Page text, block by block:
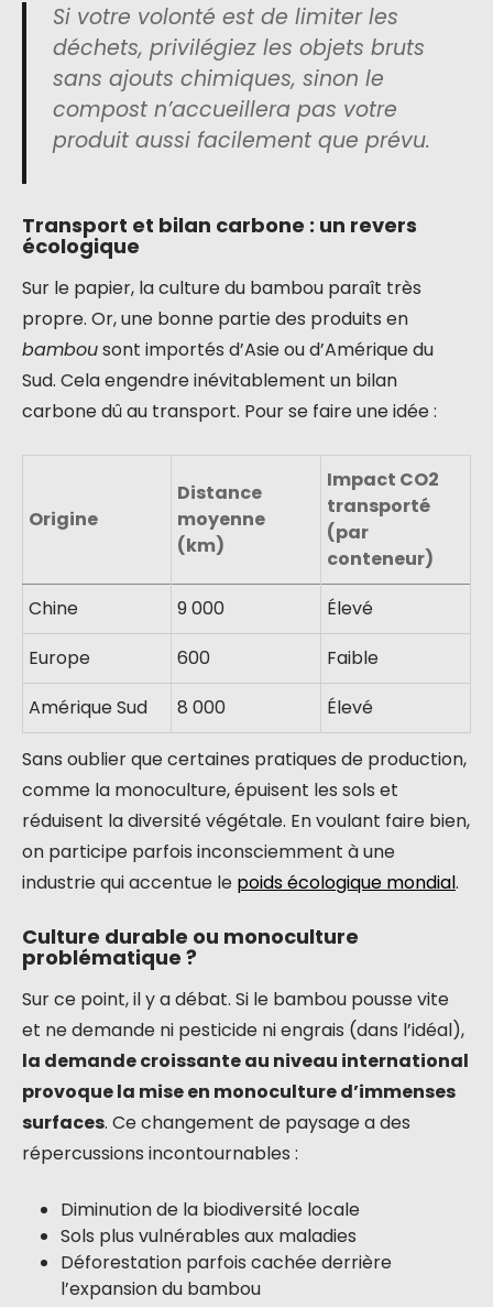
Si votre volonté est de limiter les
déchets, privilégiez les objets bruts
sans ajouts chimiques, sinon le
compost n’accueillera pas votre
produit aussi facilement que prévu.
Transport et bilan carbone : un revers
écologique
Sur le papier, la culture du bambou paraît très
propre. Or, une bonne partie des produits en
bambousont importés d’Asie ou d’Amérique du
Sud. Cela engendre inévitablement un bilan
carbone dû au transport. Pour se faire une idée :
Origine
Distance
moyenne
(km)
Impact CO2
transporté
(par
conteneur)
Chine
9 000
Élevé
Europe
600
Faible
Amérique Sud
8 000 Élevé
Sans oublier que certaines pratiques de production,
comme la monoculture, épuisent les sols et
réduisent la diversité végétale. En voulant faire bien,
on participe parfois inconsciemment à une
industrie qui accentue le poids écologique mondial.
Culture durable ou monoculture
problématique ?
Sur ce point, il y a débat. Si le bambou pousse vite
et ne demande ni pesticide ni engrais (dans l’idéal),
la demande croissante au niveau international
provoque la mise en monoculture d’immenses
surfaces. Ce changement de paysage a des
répercussions incontournables :
Diminution de la biodiversité locale
Sols plus vulnérables aux maladies
Déforestation parfois cachée derrière
l’expansion du bambou